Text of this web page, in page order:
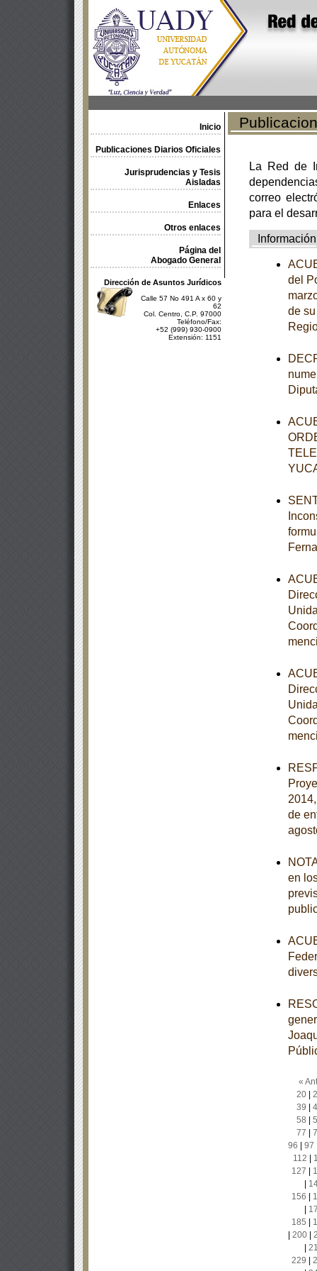
Inicio
Publicaciones Diarios Oficiales
Jurisprudencias y Tesis
Aisladas
Enlaces
Otros enlaces
Página del
Abogado General
Dirección de Asuntos Jurídicos
Calle 57 No 491 A x 60 y
62
Col. Centro, C.P. 97000
Teléfono/Fax:
+52 (999) 930-0900
Extensión: 1151
La Red de
correo
para el
Información
del
de
de
en
«
20|
39
58
77
96
97
112
127
156
185
200|
229